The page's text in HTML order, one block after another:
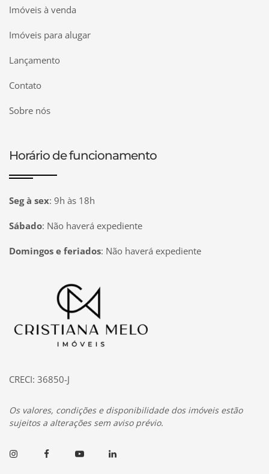
Imóveis à venda
Imóveis para alugar
Lançamento
Contato
Sobre nós
Horário de funcionamento
Seg à sex: 9h às 18h
Sábado: Não haverá expediente
Domingos e feriados: Não haverá expediente
Página inicial
CRECI: 36850-J
Os valores, condições e disponibilidade dos imóveis estão
sujeitos a alterações sem aviso prévio.
InstagramFacebookYoutubeLinkedin